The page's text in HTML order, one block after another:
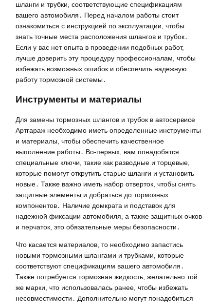
шланги и трубки, соответствующие спецификациям
вашего автомобиля․ Перед началом работы стоит
ознакомиться с инструкцией по эксплуатации, чтобы
знать точные места расположения шлангов и трубок․
Если у вас нет опыта в проведении подобных работ,
лучше доверить эту процедуру профессионалам, чтобы
избежать возможных ошибок и обеспечить надежную
работу тормозной системы․
Инструменты и материалы
Для замены тормозных шлангов и трубок в автосервисе
Артгараж необходимо иметь определенные инструменты
и материалы, чтобы обеспечить качественное
выполнение работы․ Во-первых, вам понадобятся
специальные ключи, такие как разводные и торцевые,
которые помогут открутить старые шланги и установить
новые․ Также важно иметь набор отверток, чтобы снять
защитные элементы и добраться до тормозных
компонентов․ Наличие домкрата и подставок для
надежной фиксации автомобиля, а также защитных очков
и перчаток, это обязательные меры безопасности․
Что касается материалов, то необходимо запастись
новыми тормозными шлангами и трубками, которые
соответствуют спецификациям вашего автомобиля․
Также потребуется тормозная жидкость, желательно той
же марки, что использовалась ранее, чтобы избежать
несовместимости․ Дополнительно могут понадобиться